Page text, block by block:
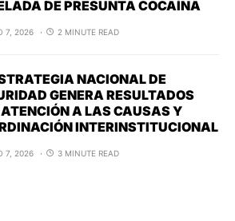
DE PRESUNTA COCAÍNA
7, 2026 2 MINUTE READ
NACIONAL DE
GENERA RESULTADOS
A LAS CAUSAS Y
INTERINSTITUCIONAL
7, 2026 3 MINUTE READ